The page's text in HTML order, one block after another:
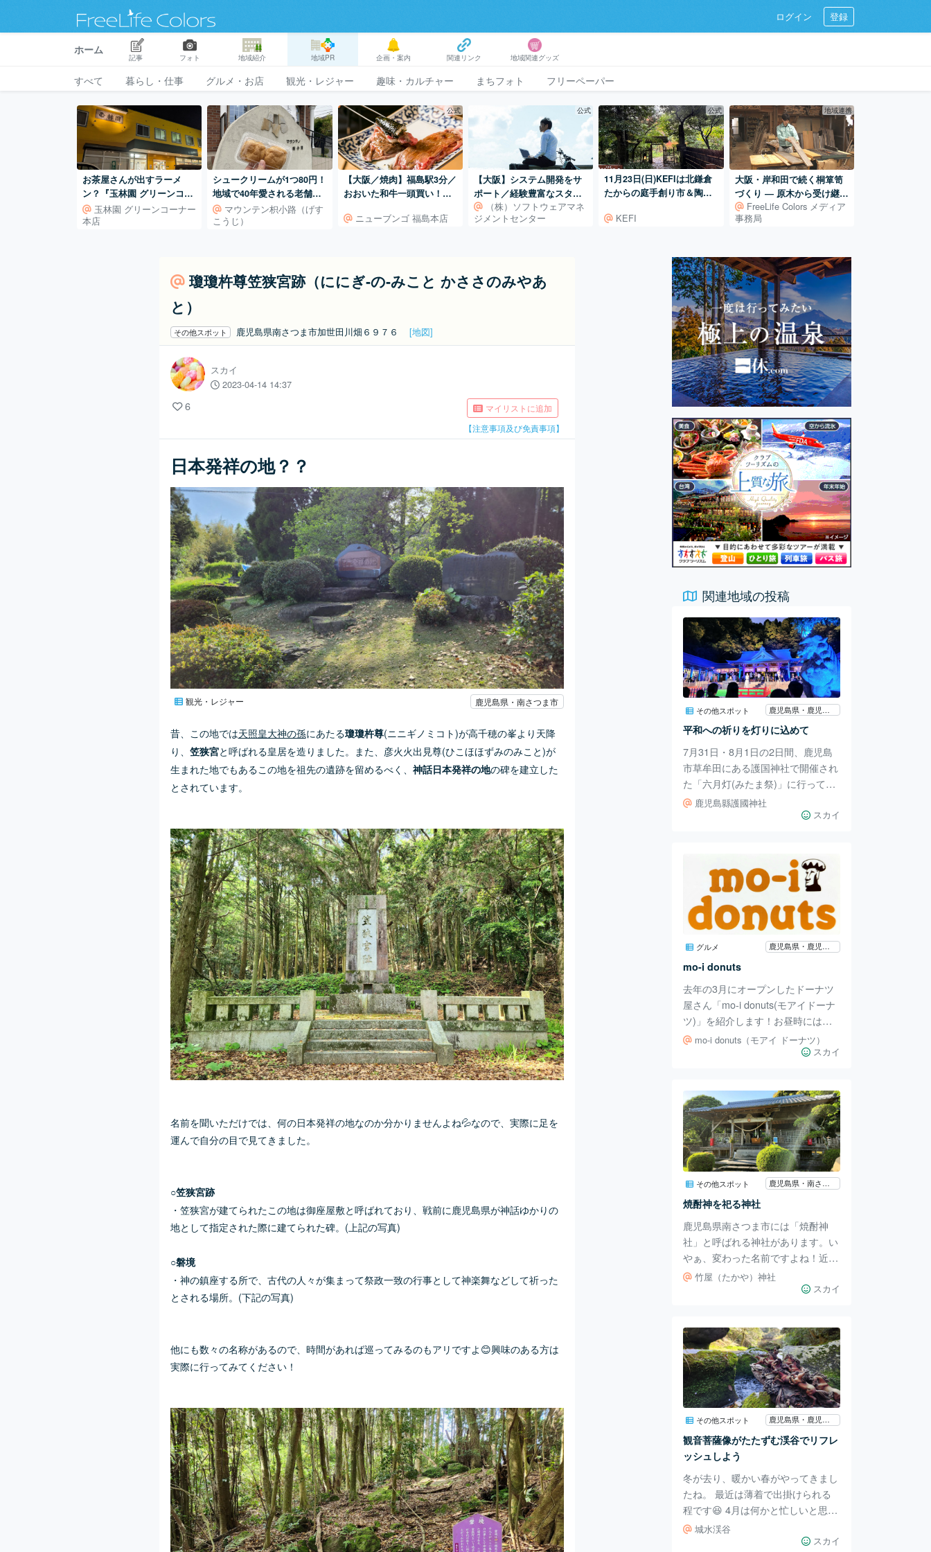
ログイン 登録
ホーム
記事 フォト 地域紹介 地域PR 企画・案内 関連リンク 地域関連グッズ
すべて 暮らし・仕事 グルメ・お店 観光・レジャー 趣味・カルチャー まちフォト フリーペーパー
お茶屋さんが出すラーメ
ン？『玉林園 グリーンコー
ナー本店』
玉林園 グリーンコーナー
本店
シュークリームが1つ80円！
地域で40年愛される老舗洋
菓子店の看板商品。
マウンテン枳小路（げす
こうじ）
公式
【大阪／焼肉】福島駅3分／
おおいた和牛一頭買い！お
ニューブンゴ 福島本店
公式
【大阪】システム開発をサ
ポート／経験豊富なスタッ
フが対応いたします！
（株）ソフトウェアマネ
ジメントセンター
公式
11月23日(日)KEFIは北鎌倉
たからの庭手創り市＆陶器
KEFI
地域連携
大阪・岸和田で続く桐箪笥
づくり ― 原木から受け継ぐ
田中家具製作所の仕事
FreeLife Colors メディア
事務局
瓊瓊杵尊笠狭宮跡（ににぎ‐の‐みこと かささのみやあ
と）
その他スポット 鹿児島県南さつま市加世田川畑６９７６ [地図]
スカイ
2023-04-14 14:37
6
マイリストに追加
【注意事項及び免責事項】
日本発祥の地？？
観光・レジャー 鹿児島県・南さつま市
昔、この地では天照皇大神の孫にあたる瓊瓊杵尊(ニニギノミコト)が高千穂の峯より天降
り、 笠狭宮と呼ばれる皇居を造りました。また、彦火火出見尊(ひこほほずみのみこと)が
生まれた地でもあるこの地を祖先の遺跡を留めるべく、 神話日本発祥の地の碑を建立した
とされています。
名前を聞いただけでは、何の日本発祥の地なのか分かりませんよね💦なので、実際に足を
運んで自分の目で見てきました。
○笠狭宮跡
・笠狭宮が建てられたこの地は御座屋敷と呼ばれており、戦前に鹿児島県が神話ゆかりの
地として指定された際に建てられた碑。(上記の写真)
○磐境
・神の鎮座する所で、古代の人々が集まって祭政一致の行事として神楽舞などして祈った
とされる場所。(下記の写真)
他にも数々の名称があるので、時間があれば巡ってみるのもアリですよ😊興味のある方は
実際に行ってみてください！
関連地域の投稿
その他スポット
平和への祈りを灯りに込めて
7月31日・8月1日の2日間、鹿児島
市草牟田にある護国神社で開催され
た「六月灯(みたま祭)」に行ってき
ました！ 昨年は私情で行けなかっ
たので、今年は2年分楽しんできち
いからライトスポット企画を開催し
たそうで、様々な色に照らされる本
殿・森はとても幻想的でした。 そ
して31日には「プロヴァイオリニス
ト・アシェル今用さん」、1日には
「ソプラノ歌手・西岡亜有今さん、
トを開いており、多くのお客さんを
魅了してい
鹿児島縣護國神社
スカイ
グルメ 鹿児島県・鹿児島市
mo-i donuts
去年の3月にオープンしたドーナツ
屋さん「mo-i donuts(モアイドーナ
ツ)」を紹介します！お昼時には売
り切れてしまうほど人気なので、自
分も買えて嬉しかったです😊 北海
ので脂っこくなく、女性でも食べや
すいように作られています。 種類
も沢山あって、期間限定のドーナツ
も販売されます。最新情報はInstagr
amをチェックして見てください✨
一つ一つ手の込んだ可愛いドーナツ
は写真映え間違いなし！味も美味し
いので何個でもイケちゃいます😋
mo-i donuts（モアイ ドーナツ）
スカイ
その他スポット
焼酎神を祀る神社
鹿児島県南さつま市には「焼酎神
社」と呼ばれる神社があります。い
やぁ、変わった名前ですよね！近く
を通っていたはずなのに、この神社
の存在は知りませんでした。 酒造
子の神」とも言われています。 一
夜で子を孕んだことから瓊瓊尊杵に
疑いをかけられてしまいます。そん
な疑いを晴らすために「日の御子な
ら、たとえ火に焼かれようと無事に
産めるはず」と言って、土で塗り固
めた無戸室に火を放った。そして燃
え盛る部屋のなかで無事に出産した
という伝説が残されて
竹屋（たかや）神社
スカイ
その他スポット 鹿児島県・鹿児島市
観音菩薩像がたたずむ渓谷でリフレ
ッシュしよう
冬が去り、暖かい春がやってきまし
たね。 最近は薄着で出掛けられる
程です😆 4月は何かと忙しいと思い
ますが、 そんな時こそ「気持ちを
切り替えられる」 「リフレッシュ
城水渓谷
スカイ